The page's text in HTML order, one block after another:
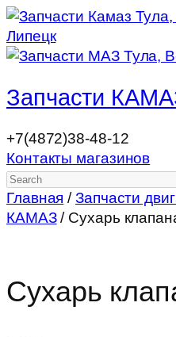
Запчасти
+7(4872)38-48-12
Контакты магазинов
Search
Главная /Запчасти
КАМАЗ/ Сухарь
Сухарь